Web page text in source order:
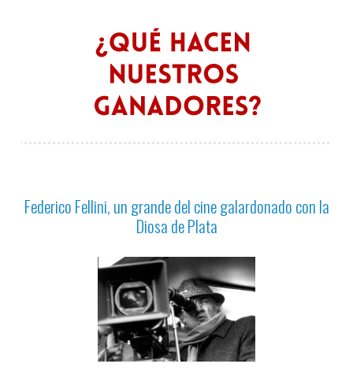
Federico Fellini, un grande del cine galardonado con la
Diosa de Plata